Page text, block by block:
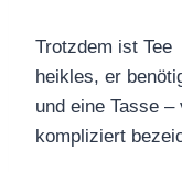
Trotzdem ist
heikles, er
und eine Tasse
kompliziert